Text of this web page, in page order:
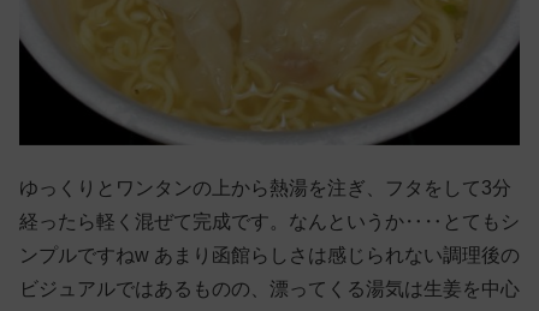
ゆっくりとワンタンの上から熱湯を注ぎ、フタをして3分
経ったら軽く混ぜて完成です。なんというか‥‥とてもシ
ンプルですねw あまり函館らしさは感じられない調理後の
ビジュアルではあるものの、漂ってくる湯気は生姜を中心